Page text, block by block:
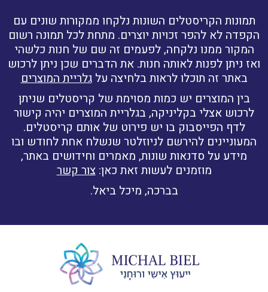
תמונות הקריסטלים השונות נלקחו ממקורות שונים עם
הקפדה לא להפר זכויות יוצרים. מתחת לכל תמונה רשום
המקור ממנו נלקחה, לפעמים זה שם של חנות כלשהי
ואז ניתן לפנות לאותה חנות. את הדברים שכן ניתן לרכוש
באתר זה תוכלו לראות בלחיצה עלגלריית המוצרים
בין המוצרים יש כמות מסוימת של קריסטלים שניתן
לרכוש אצלי בקליניקה, בגלריית המוצרים יהיה קישור
לדף הפייסבוק בו יש פירוט של אותם קריסטלים.
המעוניינים להירשם לניוזלטר שנשלח אחת לחודש ובו
מידע על סדנאות שונות, מאמרים וחידושים באתר,
מוזמנים לעשות זאת כאן:צור קשר
בברכה, מיכל ביאל.